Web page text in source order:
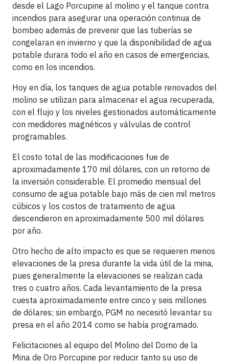
desde el Lago Porcupine al molino y el tanque contra
incendios para asegurar una operación continua de
bombeo además de prevenir que las tuberías se
congelaran en invierno y que la disponibilidad de agua
potable durara todo el año en casos de emergencias,
como en los incendios.
Hoy en día, los tanques de agua potable renovados del
molino se utilizan para almacenar el agua recuperada,
con el flujo y los niveles gestionados automáticamente
con medidores magnéticos y válvulas de control
programables.
El costo total de las modificaciones fue de
aproximadamente 170 mil dólares, con un retorno de
la inversión considerable. El promedio mensual del
consumo de agua potable bajo más de cien mil metros
cúbicos y los costos de tratamiento de agua
descendieron en aproximadamente 500 mil dólares
por año.
Otro hecho de alto impacto es que se requieren menos
elevaciones de la presa durante la vida útil de la mina,
pues generalmente la elevaciones se realizan cada
tres o cuatro años. Cada levantamiento de la presa
cuesta aproximadamente entre cinco y seis millones
de dólares; sin embargo, PGM no necesitó levantar su
presa en el año 2014 como se había programado.
Felicitaciones al equipo del Molino del Domo de la
Mina de Oro Porcupine por reducir tanto su uso de